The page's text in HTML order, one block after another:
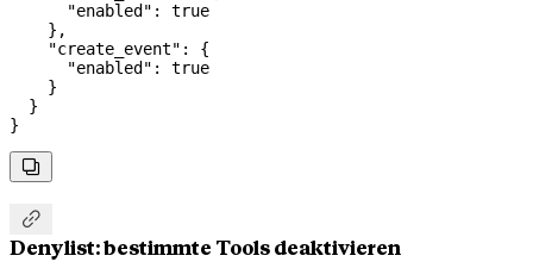
      "enabled"
: true
    },
    "create_event"
: {
      "enabled"
: true
    }
  }
}


Denylist: bestimmte Tools deaktivieren